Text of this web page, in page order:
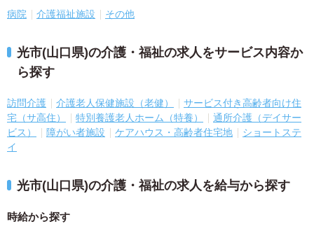
病院 介護福祉施設 その他
光市(山口県)の介護・福祉の求人をサービス内容か
ら探す
訪問介護 介護老人保健施設（老健）
サービス付き高齢者向け住
宅（サ高住）
特別養護老人ホーム（特養）
通所介護（デイサー
ビス）
障がい者施設 ケアハウス・高齢者住宅地
ショートステ
イ
光市(山口県)の介護・福祉の求人を給与から探す
時給から探す